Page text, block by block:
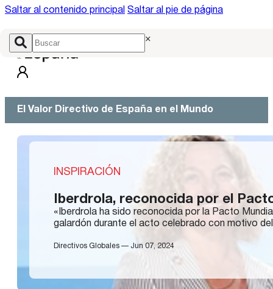
Saltar al contenido principal Saltar al pie de página
×
El Valor Directivo de España en el Mundo
INSPIRACIÓN
Iberdrola, reconocida por el
«Iberdrola ha sido reconocida por la Pacto
galardón durante el acto celebrado con motivo
Directivos Globales — Jun 07, 2024